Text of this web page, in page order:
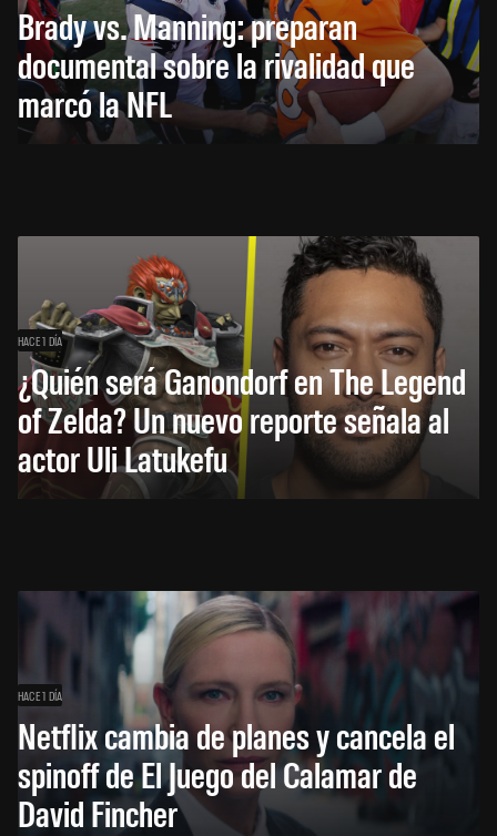
Brady vs. Manning: preparan
documental sobre la rivalidad que
marcó la NFL
HACE 1 DÍA
¿Quién será Ganondorf en The Legend
of Zelda? Un nuevo reporte señala al
actor Uli Latukefu
HACE 1 DÍA
Netflix cambia de planes y cancela el
spinoff de El Juego del Calamar de
David Fincher